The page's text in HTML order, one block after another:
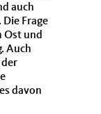
auch
Frage
Ost und
Auch
der
davon